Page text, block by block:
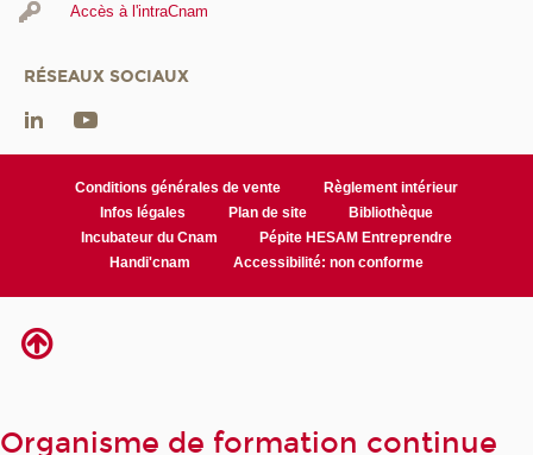
Accès à l'intraCnam
RÉSEAUX SOCIAUX
Conditions générales de vente
Règlement intérieur
Infos légales
Plan de site
Bibliothèque
Incubateur du Cnam
Pépite HESAM Entreprendre
Handi'cnam
Accessibilité: non conforme
Organisme de formation continue